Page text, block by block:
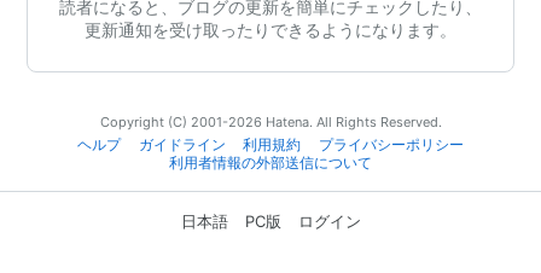
読者になると、ブログの更新を簡単にチェックしたり、
更新通知を受け取ったりできるようになります。
Copyright (C) 2001-2026 Hatena. All Rights Reserved.
ヘルプ
ガイドライン 利用規約
プライバシーポリシー
利用者情報の外部送信について
日本語 PC版 ログイン